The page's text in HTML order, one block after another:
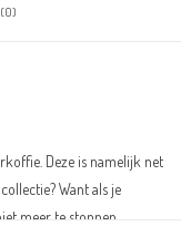
(0)
Deze is namelijk net
Want als je
meer te stoppen.